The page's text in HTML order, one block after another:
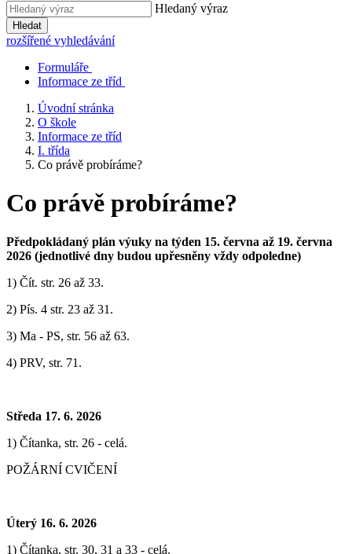
Hledaný výraz
Hledat
rozšířené vyhledávání
Formuláře
Informace ze tříd
Úvodní stránka
O škole
Informace ze tříd
I. třída
Co právě probíráme?
Co právě probíráme?
Předpokládaný plán výuky na týden 15. června až 19. června
2026 (jednotlivé dny budou upřesněny vždy odpoledne)
1) ‎Čít. str. 26 až 33.
2) Pís. 4 str. 23 až 31.
3) Ma - PS, str. 56 až 63.
4) PRV, str. 71.
Středa 17. 6. 2026
1) Čítanka, str. 26 - celá.
POŽÁRNÍ CVIČENÍ
Úterý 16. 6. 2026
1) Čítanka, str. 30, 31 a 33 - celá.